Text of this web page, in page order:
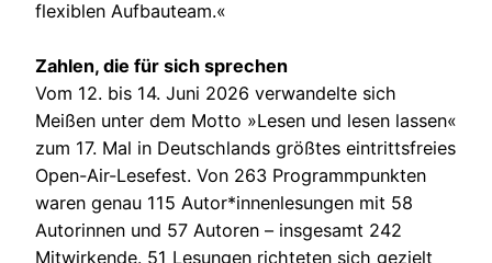
flexiblen Aufbauteam.«
Zahlen, die für sich sprechen
Vom 12. bis 14. Juni 2026 verwandelte sich
Meißen unter dem Motto »Lesen und lesen lassen«
zum 17. Mal in Deutschlands größtes eintrittsfreies
Open-Air-Lesefest. Von 263 Programmpunkten
waren genau 115 Autor*innenlesungen mit 58
Autorinnen und 57 Autoren – insgesamt 242
Mitwirkende. 51 Lesungen richteten sich gezielt